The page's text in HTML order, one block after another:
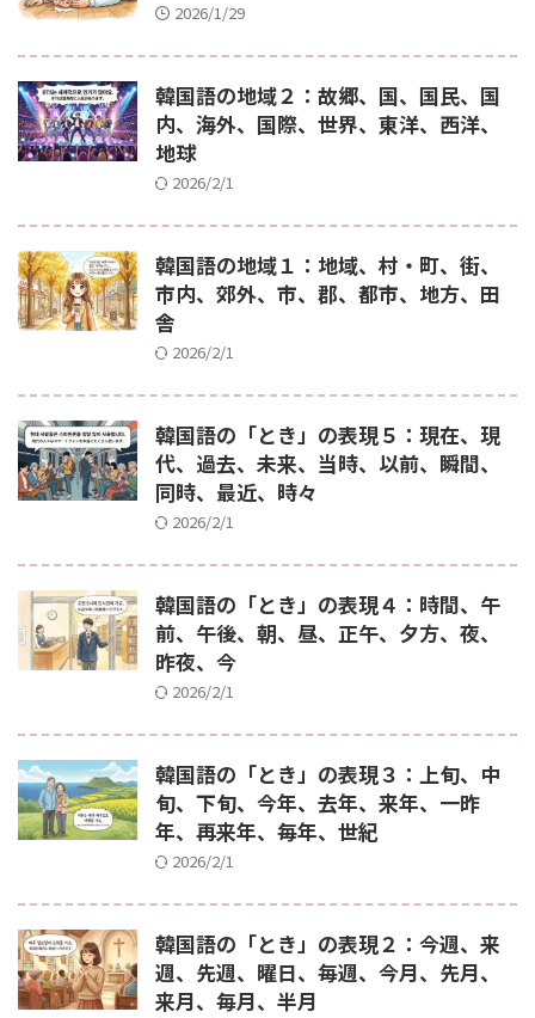
2026/1/29
韓国語の地域２：故郷、国、国民、国
内、海外、国際、世界、東洋、西洋、
地球
2026/2/1
韓国語の地域１：地域、村・町、街、
市内、郊外、市、郡、都市、地方、田
舎
2026/2/1
韓国語の「とき」の表現５：現在、現
代、過去、未来、当時、以前、瞬間、
同時、最近、時々
2026/2/1
韓国語の「とき」の表現４：時間、午
前、午後、朝、昼、正午、夕方、夜、
昨夜、今
2026/2/1
韓国語の「とき」の表現３：上旬、中
旬、下旬、今年、去年、来年、一昨
年、再来年、毎年、世紀
2026/2/1
韓国語の「とき」の表現２：今週、来
週、先週、曜日、毎週、今月、先月、
来月、毎月、半月